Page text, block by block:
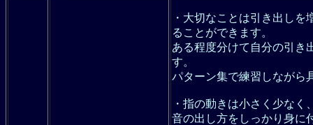
・大切なことは引き出し
ることができます。
ある程度分けて自分の引き
す。
パターン集で練習しながら
・指の動きは小さく少な
音の出し方をしっかり身に